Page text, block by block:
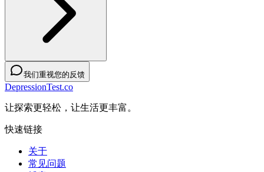
我们重视您的反馈
DepressionTest.co
让探索更轻松，让生活更丰富。
快速链接
关于
常见问题